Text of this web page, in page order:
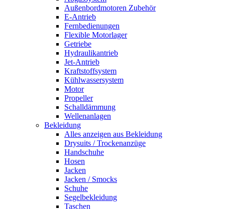
Außenbordmotoren Zubehör
E-Antrieb
Fernbedienungen
Flexible Motorlager
Getriebe
Hydraulikantrieb
Jet-Antrieb
Kraftstoffsystem
Kühlwassersystem
Motor
Propeller
Schalldämmung
Wellenanlagen
Bekleidung
Alles anzeigen aus Bekleidung
Drysuits / Trockenanzüge
Handschuhe
Hosen
Jacken
Jacken / Smocks
Schuhe
Segelbekleidung
Taschen